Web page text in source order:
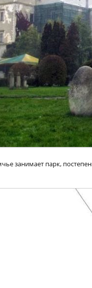
занимает парк,